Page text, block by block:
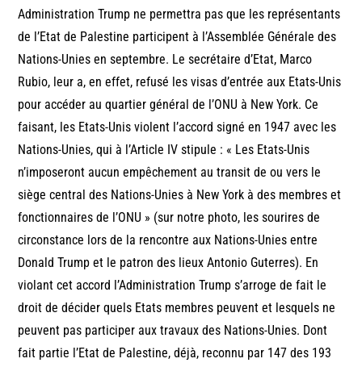
Administration Trump ne permettra pas que les représentants
de l’Etat de Palestine participent à l’Assemblée Générale des
Nations-Unies en septembre. Le secrétaire d’Etat, Marco
Rubio, leur a, en effet, refusé les visas d’entrée aux Etats-Unis
pour accéder au quartier général de l’ONU à New York. Ce
faisant, les Etats-Unis violent l’accord signé en 1947 avec les
Nations-Unies, qui à l’Article IV stipule : « Les Etats-Unis
n’imposeront aucun empêchement au transit de ou vers le
siège central des Nations-Unies à New York à des membres et
fonctionnaires de l’ONU » (sur notre photo, les sourires de
circonstance lors de la rencontre aux Nations-Unies entre
Donald Trump et le patron des lieux Antonio Guterres). En
violant cet accord l’Administration Trump s’arroge de fait le
droit de décider quels Etats membres peuvent et lesquels ne
peuvent pas participer aux travaux des Nations-Unies. Dont
fait partie l’Etat de Palestine, déjà, reconnu par 147 des 193